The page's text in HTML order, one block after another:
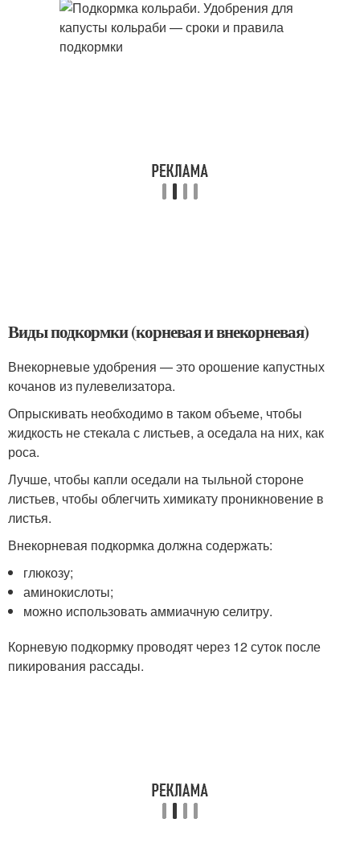
Виды подкормки (корневая и внекорневая)
Внекорневые удобрения — это орошение капустных
кочанов из пулевелизатора.
Опрыскивать необходимо в таком объеме, чтобы
жидкость не стекала с листьев, а оседала на них, как
роса.
Лучше, чтобы капли оседали на тыльной стороне
листьев, чтобы облегчить химикату проникновение в
листья.
Внекорневая подкормка должна содержать:
глюкозу;
аминокислоты;
можно использовать аммиачную селитру.
Корневую подкормку проводят через 12 суток после
пикирования рассады.